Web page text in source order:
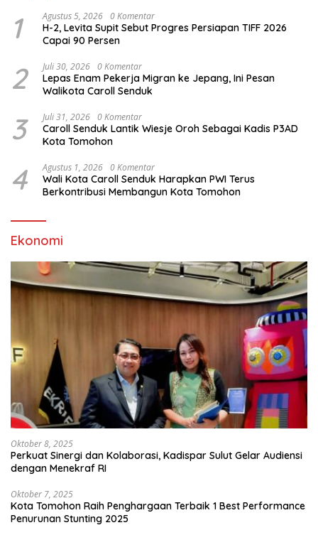
1 Agustus 5, 2026 0 Komentar
H-2, Levita Supit Sebut Progres Persiapan TIFF 2026
Capai 90 Persen
2 Juli 30, 2026 0 Komentar
Lepas Enam Pekerja Migran ke Jepang, Ini Pesan
Walikota Caroll Senduk
3 Juli 31, 2026 0 Komentar
Caroll Senduk Lantik Wiesje Oroh Sebagai Kadis P3AD
Kota Tomohon
4 Agustus 1, 2026 0 Komentar
Wali Kota Caroll Senduk Harapkan PWI Terus
Berkontribusi Membangun Kota Tomohon
Ekonomi
Oktober 8, 2025
Perkuat Sinergi dan Kolaborasi, Kadispar Sulut Gelar Audiensi
dengan Menekraf RI
Oktober 7, 2025
Kota Tomohon Raih Penghargaan Terbaik 1 Best Performance
Penurunan Stunting 2025